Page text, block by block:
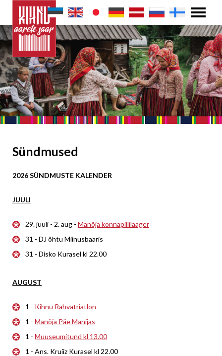
Sündmused
2026 SÜNDMUSTE KALENDER
JUULI
29. juuli - 2. aug - Manõja konnapillilaager
31 - DJ õhtu Miinusbaaris
31 - Disko Kurasel kl 22.00
AUGUST
1 - Kihnu Rahvatriatlon
1 - Manõja Päe Manijas
1 - Muuseumitund kl 13.00
1 - Ans. Kruiiz Kurasel kl 22.00